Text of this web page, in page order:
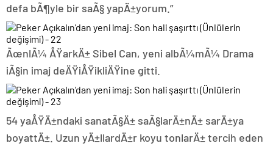
defa bÃ¶yle bir saÃ§ yapÄ±yorum.”
ÃœnlÃ¼ ÅŸarkÄ± Sibel Can, yeni albÃ¼mÃ¼ Drama
iÃ§in imaj deÄŸiÅŸikliÄŸine gitti.
54 yaÅŸÄ±ndaki sanatÃ§Ä± saÃ§larÄ±nÄ± sarÄ±ya
boyattÄ±. Uzun yÄ±llardÄ±r koyu tonlarÄ± tercih eden